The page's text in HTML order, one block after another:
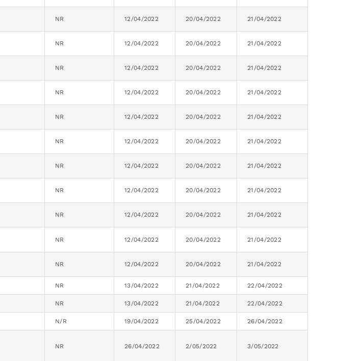
NR 12/04/2022 20/04/2022 21/04/2022
NR 12/04/2022 20/04/2022 21/04/2022
NR 12/04/2022 20/04/2022 21/04/2022
NR 12/04/2022 20/04/2022 21/04/2022
NR 12/04/2022 20/04/2022 21/04/2022
NR 12/04/2022 20/04/2022 21/04/2022
NR 12/04/2022 20/04/2022 21/04/2022
NR 12/04/2022 20/04/2022 21/04/2022
NR 12/04/2022 20/04/2022 21/04/2022
NR 12/04/2022 20/04/2022 21/04/2022
NR 12/04/2022 20/04/2022 21/04/2022
NR 13/04/2022 21/04/2022 22/04/2022
NR 13/04/2022 21/04/2022 22/04/2022
N/R 19/04/2022 25/04/2022 26/04/2022
NR 26/04/2022 2/05/2022 3/05/2022